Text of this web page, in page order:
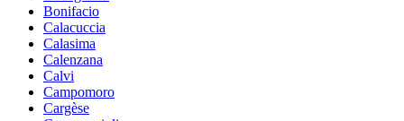
Bonifacio
Calacuccia
Calasima
Calenzana
Calvi
Campomoro
Cargèse